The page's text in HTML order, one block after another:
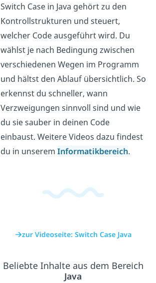
Switch Case in Java gehört zu den
Kontrollstrukturen und steuert,
welcher Code ausgeführt wird. Du
wählst je nach Bedingung zwischen
verschiedenen Wegen im Programm
und hältst den Ablauf übersichtlich. So
erkennst du schneller, wann
Verzweigungen sinnvoll sind und wie
du sie sauber in deinen Code
einbaust. Weitere Videos dazu findest
du in unserem Informatikbereich.
zur Videoseite: Switch Case Java
Beliebte Inhalte aus dem Bereich
Java